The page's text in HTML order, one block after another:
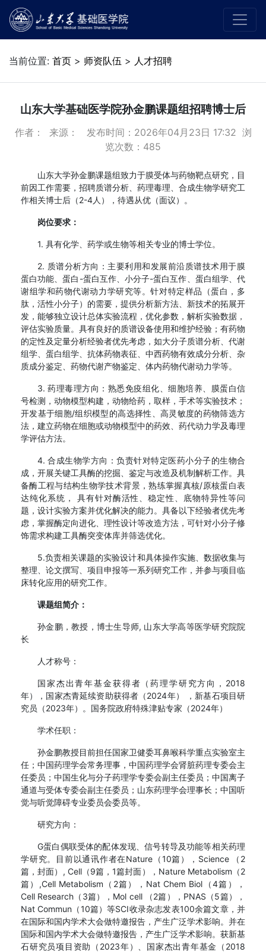
当前位置: 首页 > 师资队伍 > 人才招聘
山东大学基础医学院孙金鹏课题组招聘博士后
作者： 来源： 发布时间：2026年04月23日 17:32 浏
览次数： 485
山东大学孙金鹏课题组致力于膜受体与药物靶点研究，目
前因工作需要，招聘质谱分析、药理毒理、合成生物学研究工
作相关博士后（2-4人），待遇从优（面议）。
岗位要求：
1. 具有化学、药学或生物等相关专业的博士学位。
2. 质谱分析方向：主要利用和发展前沿质谱技术用于膜
蛋白功能、蛋白-蛋白互作、小分子-蛋白互作、蛋白组学、代
谢组学和药物代谢动力学研究等。针对特定样品（蛋白，多
肽，活性小分子）的需要，提供分析新方法、新技术的拓展开
发，能够独立设计总体实验流程，优化参数，解析实验数据，
评估实验质量。具有良好的质谱设备使用和维护经验；有药物
的定性及定量分析经验者优先考虑，如大分子质谱分析、代谢
组学、蛋白组学、抗体药物表征、中西药物有效成分分析、杂
质成分鉴定、药物代谢产物鉴定、体内药物代谢动力学等。
3. 药理毒理方向：熟悉免疫组化、细胞培养、膜蛋白信
号检测，动物模型构建，动物给药，取样，手术等实验技术‌；
开发基于细胞/组织模型的高选择性、高灵敏度的药物筛选方
法，建立药物在细胞或动物模型中的药效、药代动力学及毒理
学评估方法。
4. 合成生物学方向：负责针对特定医药小分子的生物合
成，开展关键工具酶的挖掘、鉴定与改造及机制解析工作。具
备酶工程与结构生物学技术背景，熟练掌握真核/原核蛋白表
达纯化系统， 具有针对酶活性、稳定性、底物特异性等问
题，设计实验方案并优化解决的能力。具备以下经验者优先考
虑，掌握酶定向进化、理性设计等改造方法，可针对小分子修
饰需求构建工具酶突变体库并筛选优化。
5.负责相关课题的实验设计和具体操作实施、数据收集与
整理、论文撰写、项目申报等一系列研究工作，并参与项目临
床转化应用的研究工作。
课题组简介：
孙金鹏，教授，博士生导师, 山东大学高等医学研究院院
长
人才称号：
国家杰出青年基金获得者（药理学研究方向，2018
年），国家杰青延续资助获得者（2024年） ，新基石项目研
究员（2023年）。国务院政府特殊津贴专家（2024年）
学术任职：
孙金鹏教授目前担任国家卫健委耳鼻喉科学重点实验室主
任；中国药理学会常务理事，中国药理学会肾脏药理专委会主
任委员；中国生化与分子药理学专委会副主任委员；中国离子
通道与受体专委会副主任委员；山东药理学会理事长；中国听
觉与听觉障碍专业委员会委员等。
研究方向：
G蛋白偶联受体的配体发现、信号转导及功能等相关药理
学研究。目前以通讯作者在Nature（10篇），Science （2
篇，封面）, Cell（9篇，1篇封面），Nature Metabolism（2
篇）,Cell Metabolism（2篇），Nat Chem Biol（4篇），
Cell Research（3篇），Mol cell （2篇），PNAS（5篇），
Nat Commun（10篇）等SCI收录杂志发表100余篇文章，并
在国际和国内学术大会做特邀报告，产生广泛学术影响。并在
国际和国内学术大会做特邀报告，产生广泛学术影响。获新基
石研究员项目资助（2023年）、国家杰出青年基金（2018